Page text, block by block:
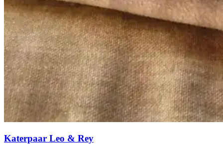
Katerpaar Leo & Rey